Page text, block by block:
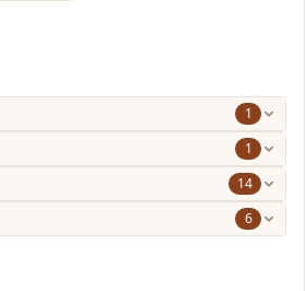
1
1
14
6